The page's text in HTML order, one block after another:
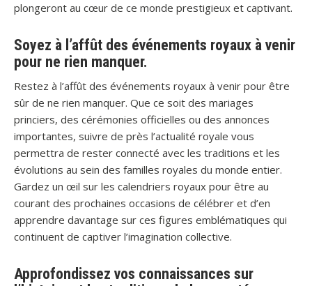
plongeront au cœur de ce monde prestigieux et captivant.
Soyez à l’affût des événements royaux à venir
pour ne rien manquer.
Restez à l’affût des événements royaux à venir pour être
sûr de ne rien manquer. Que ce soit des mariages
princiers, des cérémonies officielles ou des annonces
importantes, suivre de près l’actualité royale vous
permettra de rester connecté avec les traditions et les
évolutions au sein des familles royales du monde entier.
Gardez un œil sur les calendriers royaux pour être au
courant des prochaines occasions de célébrer et d’en
apprendre davantage sur ces figures emblématiques qui
continuent de captiver l’imagination collective.
Approfondissez vos connaissances sur